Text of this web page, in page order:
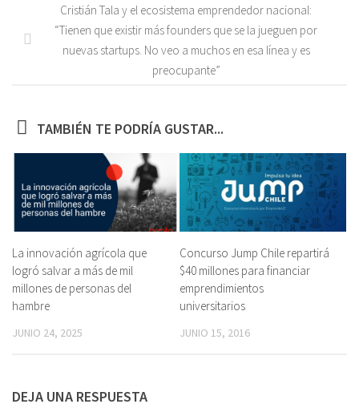
Cristián Tala y el ecosistema emprendedor nacional:
“Tienen que existir más founders que se la jueguen por
nuevas startups. No veo a muchos en esa línea y es
preocupante”
TAMBIÉN TE PODRÍA GUSTAR...
La innovación agrícola que
logró salvar a más de mil
millones de personas del
hambre
JUNIO 24, 2025
Concurso Jump Chile repartirá
$40 millones para financiar
emprendimientos
universitarios
JUNIO 15, 2016
DEJA UNA RESPUESTA